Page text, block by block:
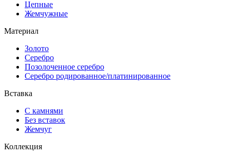
Цепные
Жемчужные
Материал
Золото
Серебро
Позолоченное серебро
Серебро родированное/платинированное
Вставка
С камнями
Без вставок
Жемчуг
Коллекция